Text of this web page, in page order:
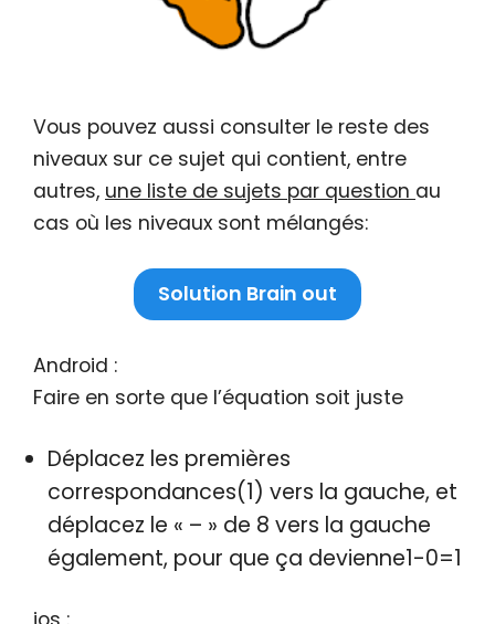
Vous pouvez aussi consulter le reste des
niveaux sur ce sujet qui contient, entre
autres, une liste de sujets par question au
cas où les niveaux sont mélangés:
Solution Brain out
Android :
Faire en sorte que l’équation soit juste
Déplacez les premières
correspondances(1) vers la gauche, et
déplacez le « – » de 8 vers la gauche
également, pour que ça devienne1-0=1